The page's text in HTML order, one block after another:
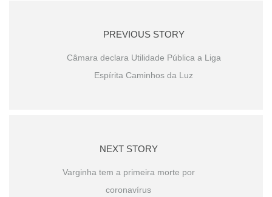
PREVIOUS STORY
Câmara declara Utilidade Pública a Liga
Espírita Caminhos da Luz
NEXT STORY
Varginha tem a primeira morte por
coronavírus